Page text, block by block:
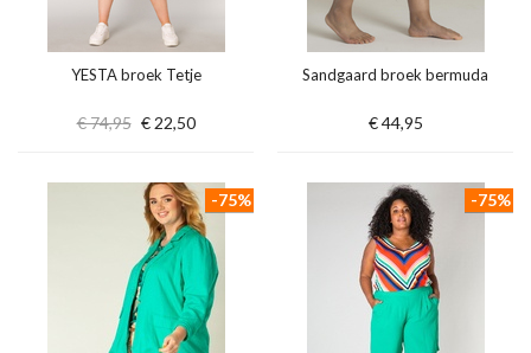
YESTA broek Tetje
€ 74,95 € 22,50
Sandgaard broek bermuda
€ 44,95
-75% -75%